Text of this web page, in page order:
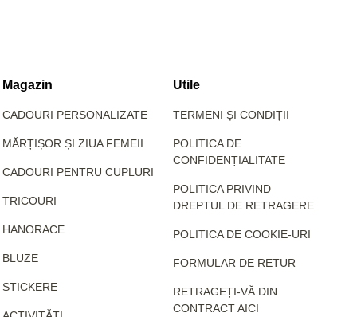
Magazin
CADOURI PERSONALIZATE
MĂRȚIȘOR ȘI ZIUA FEMEII
CADOURI PENTRU CUPLURI
TRICOURI
HANORACE
BLUZE
STICKERE
Utile
TERMENI ȘI CONDIȚII
POLITICA DE
CONFIDENȚIALITATE
POLITICA PRIVIND
DREPTUL DE RETRAGERE
POLITICA DE COOKIE-URI
FORMULAR DE RETUR
RETRAGEȚI-VĂ DIN
CONTRACT AICI